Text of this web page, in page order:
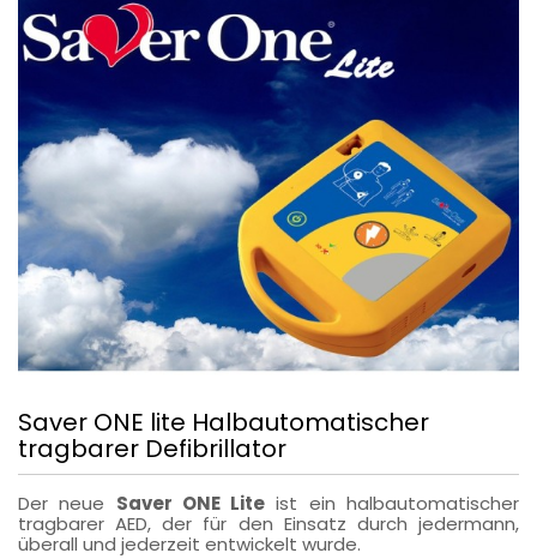
Saver ONE lite Halbautomatischer
tragbarer Defibrillator
Der neue Saver ONE Lite ist ein halbautomatischer
tragbarer AED, der für den Einsatz durch jedermann,
überall und jederzeit entwickelt wurde.